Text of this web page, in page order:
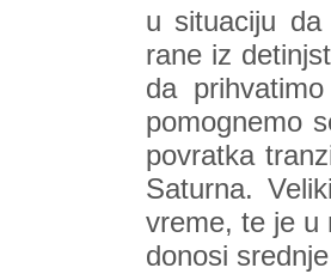
u situaciju da
rane iz
da
pomognemo
povratka
Saturna.
vreme, te je u
donosi